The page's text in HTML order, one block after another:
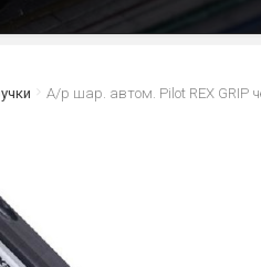
А/р шар. автом. Рilot REX GRIP